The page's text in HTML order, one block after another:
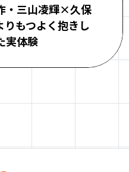
・三山凌輝×久保
りもつよく抱きし
実体験